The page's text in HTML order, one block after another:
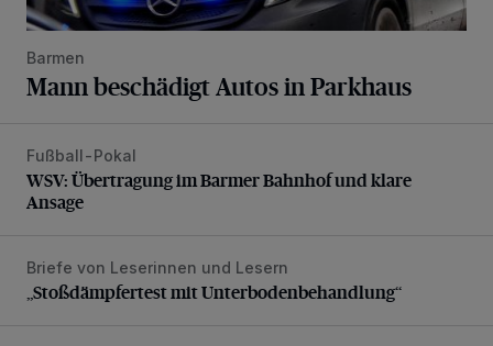
Barmen
Mann beschädigt Autos in Parkhaus
WSV: Übertragung im Barmer Bahnhof und klare Ansage
Fußball-Pokal
WSV: Übertragung im Barmer Bahnhof und klare
Ansage
„Stoßdämpfertest mit Unterbodenbehandlung“
Briefe von Leserinnen und Lesern
„Stoßdämpfertest mit Unterbodenbehandlung“